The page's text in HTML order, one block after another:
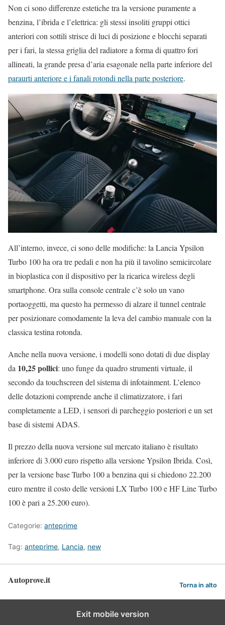
Non ci sono differenze estetiche tra la versione puramente a
benzina, l’ibrida e l’elettrica: gli stessi insoliti gruppi ottici
anteriori con sottili strisce di luci di posizione e blocchi separati
per i fari, la stessa griglia del radiatore a forma di quattro fori
allineati, la grande presa d’aria esagonale nella parte inferiore del
paraurti anteriore e i fanali rotondi nella parte posteriore.
All’interno, invece, ci sono delle modifiche: la Lancia Ypsilon
Turbo 100 ha ora tre pedali e non ha più il tavolino semicircolare
in bioplastica con il dispositivo per la ricarica wireless degli
smartphone. Ora sulla console centrale c’è solo un vano
portaoggetti, ma questo ha permesso di alzare il tunnel centrale
per posizionare comodamente la leva del cambio manuale con la
classica testina rotonda.
Anche nella nuova versione, i modelli sono dotati di due display
da 10,25 pollici: uno funge da quadro strumenti virtuale, il
secondo da touchscreen del sistema di infotainment. L’elenco
delle dotazioni comprende anche il climatizzatore, i fari
completamente a LED, i sensori di parcheggio posteriori e un set
base di sistemi ADAS.
Il prezzo della nuova versione sul mercato italiano è risultato
inferiore di 3.000 euro rispetto alla versione Ypsilon Ibrida. Così,
per la versione base Turbo 100 a benzina qui si chiedono 22.200
euro mentre il costo delle versioni LX Turbo 100 e HF Line Turbo
100 è pari a 25.200 euro).
Categorie: anteprime
Tag: anteprime, Lancia, new
Autoprove.it Torna in alto
Exit mobile version